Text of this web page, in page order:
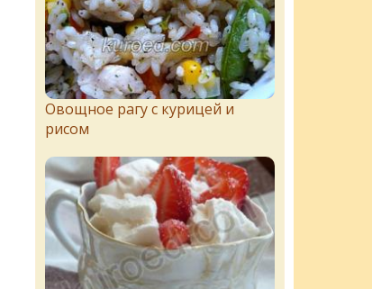
Овощное рагу с курицей и
рисом